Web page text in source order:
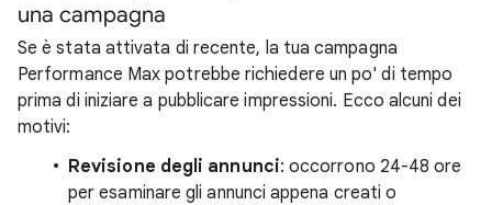
una campagna
Se è stata attivata di recente, la tua campagna
Performance Max potrebbe richiedere un po' di tempo
prima di iniziare a pubblicare impressioni. Ecco alcuni dei
motivi:
Revisione degli annunci: occorrono 24-48 ore
per esaminare gli annunci appena creati o